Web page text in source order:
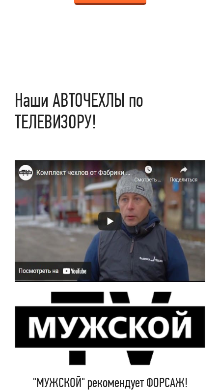
Наши АВТОЧЕХЛЫ по
ТЕЛЕВИЗОРУ!
"МУЖСКОЙ" рекомендует ФОРСАЖ!